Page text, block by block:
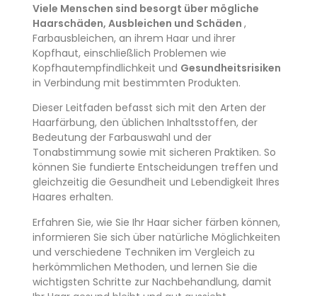
Viele Menschen sind besorgt über mögliche
Haarschäden, Ausbleichen und Schäden ,
Farbausbleichen, an ihrem Haar und ihrer
Kopfhaut, einschließlich Problemen wie
Kopfhautempfindlichkeit und Gesundheitsrisiken
in Verbindung mit bestimmten Produkten.
Dieser Leitfaden befasst sich mit den Arten der
Haarfärbung, den üblichen Inhaltsstoffen, der
Bedeutung der Farbauswahl und der
Tonabstimmung sowie mit sicheren Praktiken. So
können Sie fundierte Entscheidungen treffen und
gleichzeitig die Gesundheit und Lebendigkeit Ihres
Haares erhalten.
Erfahren Sie, wie Sie Ihr Haar sicher färben können,
informieren Sie sich über natürliche Möglichkeiten
und verschiedene Techniken im Vergleich zu
herkömmlichen Methoden, und lernen Sie die
wichtigsten Schritte zur Nachbehandlung, damit